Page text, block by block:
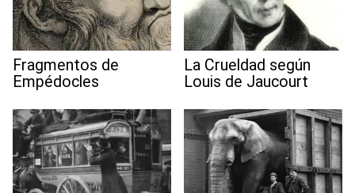
Fragmentos de
Empédocles
La Crueldad según
Louis de Jaucourt